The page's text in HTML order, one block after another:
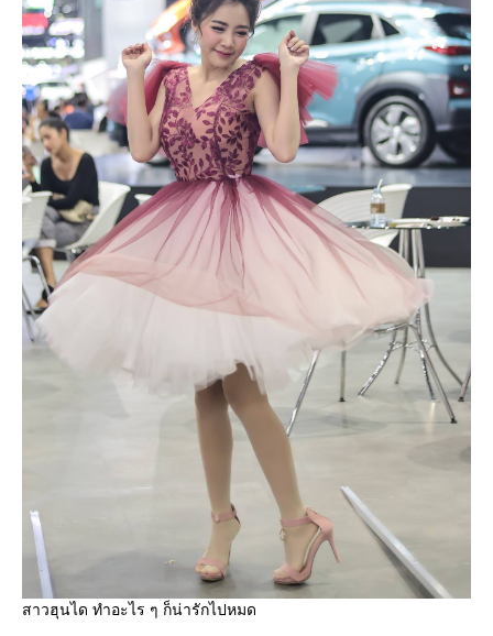
สาวฮุนได ทำอะไร ๆ ก็น่ารักไปหมด